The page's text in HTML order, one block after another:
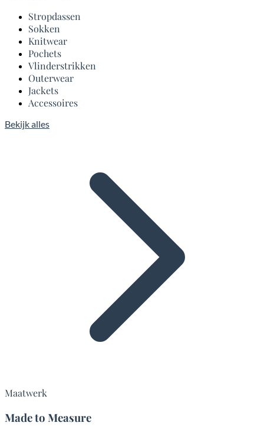
Stropdassen
Sokken
Knitwear
Pochets
Vlinderstrikken
Outerwear
Jackets
Accessoires
Bekijk alles
Maatwerk
Made to Measure